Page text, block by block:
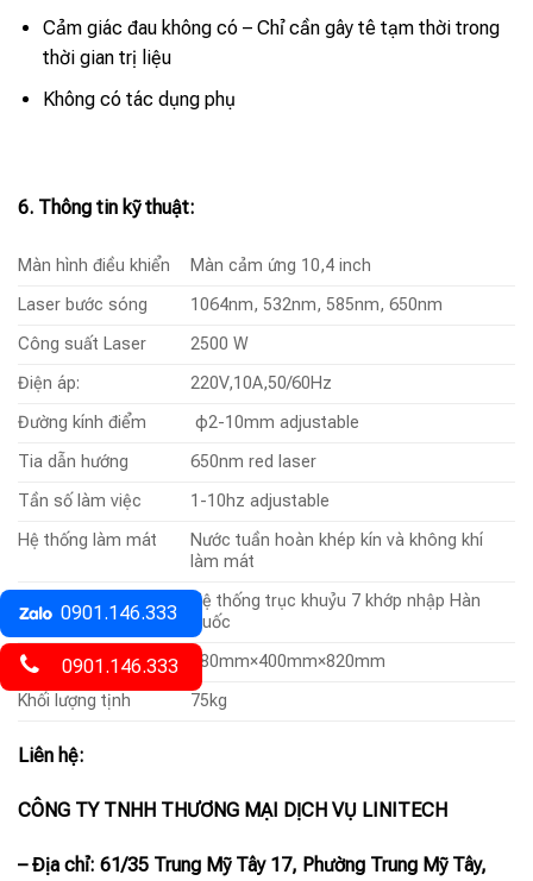
Cảm giác đau không có – Chỉ cần gây tê tạm thời trong
thời gian trị liệu
Không có tác dụng phụ
6. Thông tin kỹ thuật:
Màn hình điều khiển
Màn cảm ứng 10,4 inch
Laser bước sóng
1064nm, 532nm, 585nm, 650nm
Công suất Laser
2500 W
Điện áp:
220V,10A,50/60Hz
Đường kính điểm
φ2-10mm adjustable
Tia dẫn hướng
650nm red laser
Tần số làm việc
1-10hz adjustable
Hệ thống làm mát
Nước tuần hoàn khép kín và không khí
làm mát
Tay cầm laser
Hệ thống trục khuỷu 7 khớp nhập Hàn
Quốc
Kích thước
680mm×400mm×820mm
Khối lượng tịnh
75kg
Liên hệ:
CÔNG TY TNHH THƯƠNG MẠI DỊCH VỤ LINITECH
– Địa chỉ: 61/35 Trung Mỹ Tây 17, Phường Trung Mỹ Tây,
0901.146.333
0901.146.333